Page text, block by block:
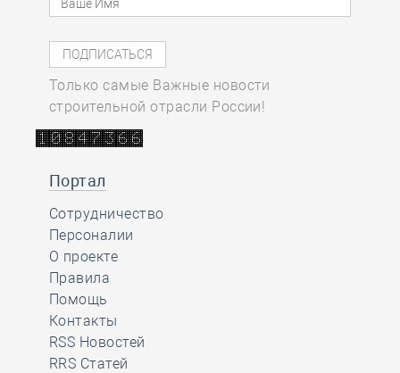
Только самые Важные новости
строительной отрасли России!
Портал
Сотрудничество
Персоналии
О проекте
Правила
Помощь
Контакты
RSS Новостей
RRS Статей